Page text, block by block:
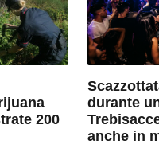
200
durante
anche in